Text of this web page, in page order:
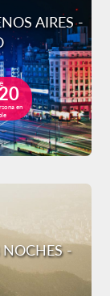
AIRES -
en
NOCHES -